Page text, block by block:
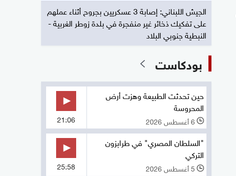
الجيش اللبناني: إصابة 3 عسكريين بجروح أثناء عملهم
على تفكيك ذخائر غير منفجرة في بلدة زوطر الغربية -
النبطية جنوبي البلاد
بودكاست
حين تحدثت الطبيعة وهزت أرض
المحروسة
l 6 أغسطس 2026 21:06
"السلطان المصري" في طرابزون
التركي
l 5 أغسطس 2026 25:58